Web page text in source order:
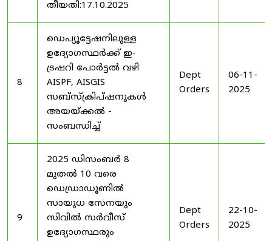
തീയതി:17.10.2025
8
ഡെപ്യൂട്ടേഷനിലുള്ള
ഉദ്യോഗസ്ഥർക്ക് ഇ-
ട്രഷറി പോർട്ടൽ വഴി
AISPF, AISGIS
സബ്‌സ്‌ക്രിപ്‌ഷനുകൾ
അയയ്ക്കൽ -
സംബന്ധിച്ച്
Dept
Orders
06-11-
2025
9
2025 ഡിസംബർ 8
മുതൽ 10 വരെ
ഡെഡ്രാഡൂണിൽ
സായുധ സേനയും
സിവിൽ സർവീസ്
ഉദ്യോഗസ്ഥരും
Dept
Orders
22-10-
2025